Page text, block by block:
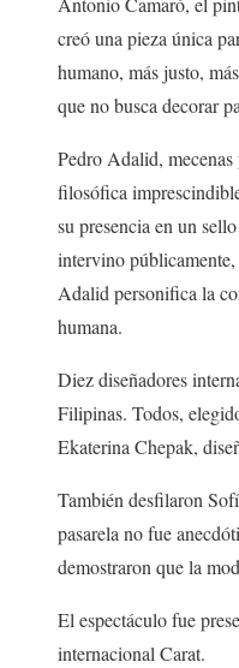
creó una pieza única
humano, más justo,
que no busca decorar
Pedro Adalid,
filosófica
su presencia en un
intervino
Adalid personifica la
humana.
Diez diseñadores
Filipinas. Todos,
Ekaterina Chepak,
También desfilaron
pasarela no fue
demostraron que la
El espectáculo fue
internacional Carat.